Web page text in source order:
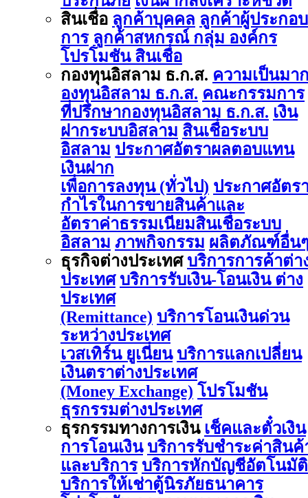
สินเชื่อ ลูกค้าบุคคล ลูกค้าผู้ประกอบ
การ ลูกค้าสหกรณ์ กลุ่ม องค์กร
โปรโมชัน สินเชื่อ
กองทุนอิสลาม ธ.ก.ส. ความเป็นมา
องทุนอิสลาม ธ.ก.ส. คณะกรรมการ
ที่ปรึกษากองทุนอิสลาม ธ.ก.ส. เงิน
ฝากระบบอิสลาม สินเชื่อระบบ
อิสลาม ประกาศอัตราผลตอบแทน
เงินฝาก
เพื่อการลงทุน (ทั่วไป) ประกาศอัตร
กำไรในการขายสินค้าและ
อัตราค่าธรรมเนียมสินเชื่อระบบ
อิสลาม ภาพกิจกรรม ผลิตภัณฑ์อื่น
ธุรกิจต่างประเทศ บริการการค้าต่า
ประเทศ บริการรับเงิน-โอนเงิน ต่าง
ประเทศ
(Remittance) บริการโอนเงินด่วน
ระหว่างประเทศ
เวสเทิร์น ยูเนี่ยน บริการแลกเปลี่ยน
เงินตราต่างประเทศ
(Money Exchange) โปรโมชัน
ธุรกรรมต่างประเทศ
ธุรกรรมทางการเงิน เช็คและตั๋วเงิน
การโอนเงิน บริการรับชำระค่าสินค้
และบริการ บริการหักบัญชีอัตโนมัติ
บริการให้เช่าตู้นิรภัยธนาคาร